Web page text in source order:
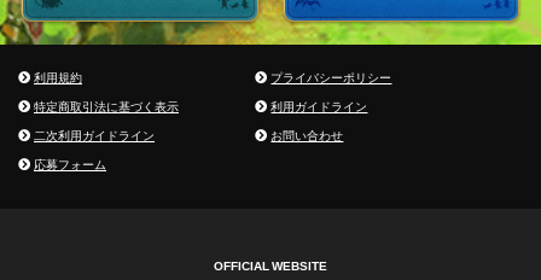
利用規約
プライバシーポリシー
特定商取引法に基づく表示
利用ガイドライン
二次利用ガイドライン
お問い合わせ
応募フォーム
OFFICIAL WEBSITE